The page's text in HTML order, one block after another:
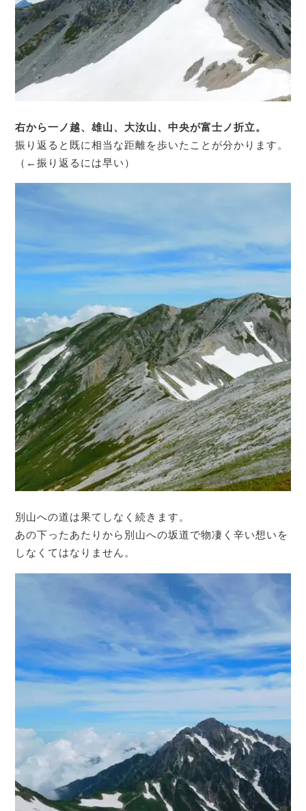
右から一ノ越、雄山、大汝山、中央が富士ノ折立。
振り返ると既に相当な距離を歩いたことが分かります。
（←振り返るには早い）
別山への道は果てしなく続きます。
あの下ったあたりから別山への坂道で物凄く辛い想いを
しなくてはなりません。